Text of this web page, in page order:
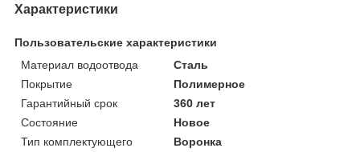
Характеристики
Пользовательские характеристики
Материал водоотвода
Сталь
Покрытие
Полимерное
Гарантийный срок
360 лет
Состояние
Новое
Тип комплектующего
Воронка